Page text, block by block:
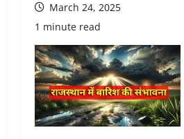
March 24, 2025
1 minute read